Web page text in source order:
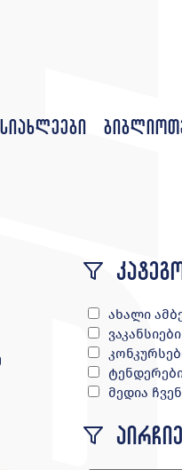
სიახლეები
ახალი
ვაკანსიები
მედია